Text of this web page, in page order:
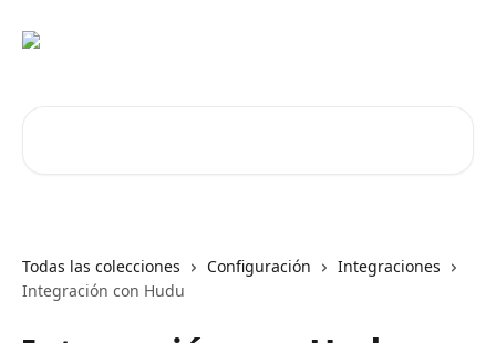
Todas las colecciones Configuración
Integraciones
Integración con Hudu